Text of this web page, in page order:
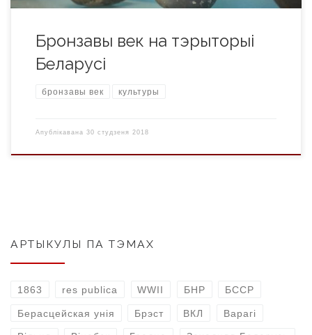
Бронзавы век на тэрыторыі
Беларусі
бронзавы век культуры
Апублікавана 30 студзеня 2018
АРТЫКУЛЫ ПА ТЭМАХ
1863 res publica WWII БНР БССР
Берасцейская унія Брэст ВКЛ Варагі